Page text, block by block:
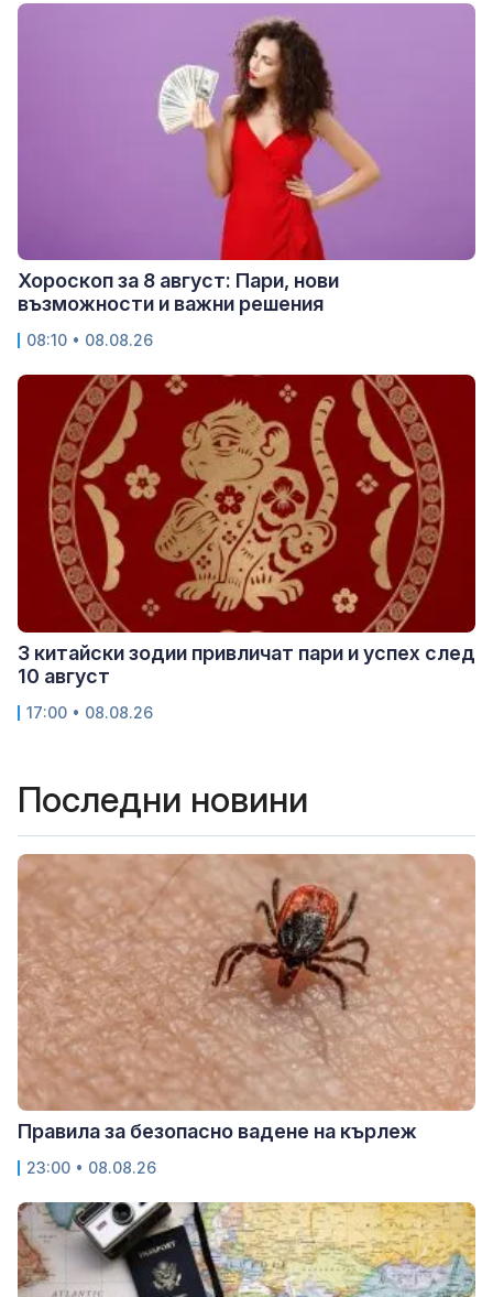
Хороскоп за 8 август: Пари, нови
възможности и важни решения
08:10 • 08.08.26
3 китайски зодии привличат пари и успех след
10 август
17:00 • 08.08.26
Последни новини
Правила за безопасно вадене на кърлеж
23:00 • 08.08.26